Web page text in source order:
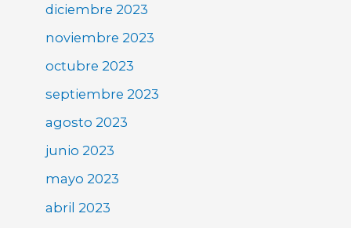
diciembre 2023
noviembre 2023
octubre 2023
septiembre 2023
agosto 2023
junio 2023
mayo 2023
abril 2023